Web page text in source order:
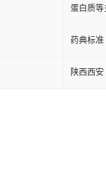
蛋白质等
药典标准
陕西西安